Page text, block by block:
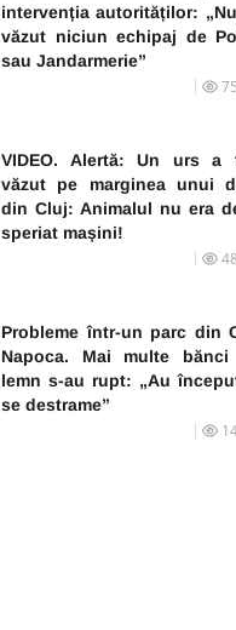
intervenția autorităților:
văzut niciun echipaj de
sau Jandarmerie”
VIDEO. Alertă: Un urs a
văzut pe marginea unui
din Cluj: Animalul nu era
speriat mașini!
Probleme într-un parc din
Napoca. Mai multe
lemn s-au rupt: „Au
se destrame”